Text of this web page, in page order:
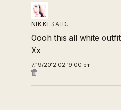
NIKKI SAID…
Oooh this all white
Xx
7/19/2012 02:19:00 pm